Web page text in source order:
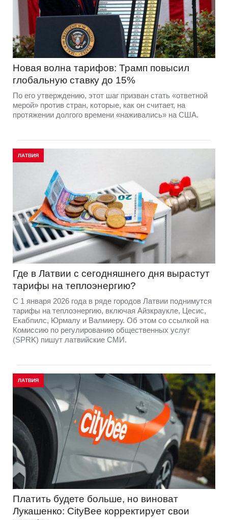
Новая волна тарифов: Трамп повысил
глобальную ставку до 15%
По его утверждению, этот шаг призван стать «ответной
мерой» против стран, которые, как он считает, на
протяжении долгого времени «наживались» на США.
ЛАТВИЯ
Где в Латвии с сегодняшнего дня вырастут
тарифы на теплоэнергию?
С 1 января 2026 года в ряде городов Латвии поднимутся
тарифы на теплоэнергию, включая Айзкраукле, Цесис,
Екабпилс, Юрмалу и Валмиеру. Об этом со ссылкой на
Комиссию по регулированию общественных услуг
(SPRK) пишут латвийские СМИ.
ЛАТВИЯ
Платить будете больше, но виноват
Лукашенко: CityBee корректирует свои